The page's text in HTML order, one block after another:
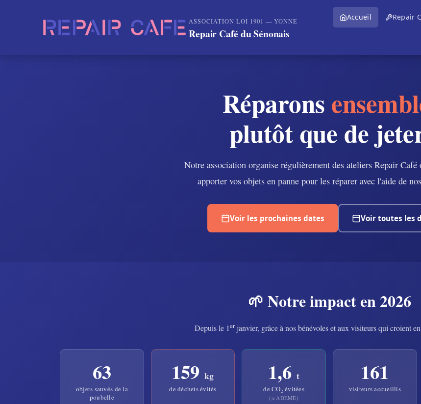
ASSOCIATION LOI 1901 — YONNE
Repair Café du Sénonais
Accueil Repair
Réparons
plutôt que de
Notre association organise régulièrement des ateliers Repair Café
apporter vos objets en panne pour les réparer avec l'aide de
Voir les prochaines dates Voir toutes les
🌱 Notre impact en 2026
Depuis le 1erjanvier, grâce à nos bénévoles et aux visiteurs qui croient
63
objets sauvés de la
poubelle
159kg
de déchets évités
1,6t
de CO₂ évitées
(≈ ADEME)
161
visiteurs accueillis